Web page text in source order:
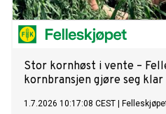
Stor kornhøst i vente –
kornbransjen gjøre seg klar
1.7.2026 10:17:08 CEST